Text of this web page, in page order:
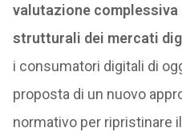
valutazione
strutturali dei mercati
i consumatori digitali di
proposta di un nuovo
normativo per ripristinare